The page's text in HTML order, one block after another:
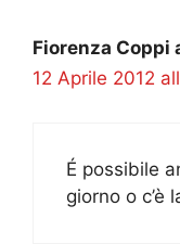
Fiorenza Coppi
12 Aprile 2012
É possibile
giorno o c’è